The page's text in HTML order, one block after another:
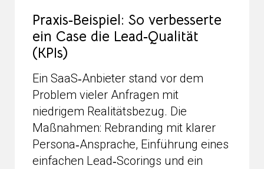
Praxis‑Beispiel: So verbesserte
ein Case die Lead‑Qualität
(KPIs)
Ein SaaS‑Anbieter stand vor dem
Problem vieler Anfragen mit
niedrigem Realitätsbezug. Die
Maßnahmen: Rebranding mit klarer
Persona‑Ansprache, Einführung eines
einfachen Lead‑Scorings und ein